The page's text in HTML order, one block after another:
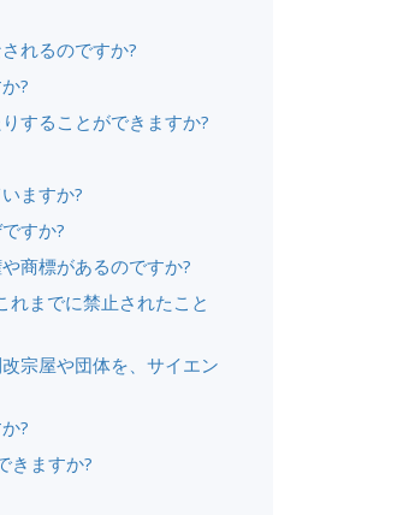
れるのですか?
?
することができますか?
ますか?
すか?
商標があるのですか?
れまでに禁止されたこと
宗屋や団体を、サイエン
?
きますか?